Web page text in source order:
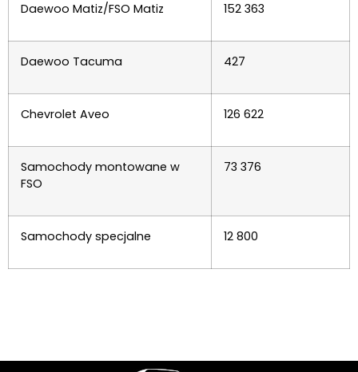
Daewoo Matiz/FSO Matiz 152 363
Daewoo Tacuma 427
Chevrolet Aveo 126 622
Samochody montowane w
FSO
73 376
Samochody specjalne 12 800